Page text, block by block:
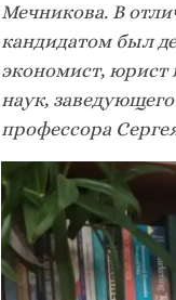
Мечникова. В
кандидатом был
экономист, юрист
наук,
профессора